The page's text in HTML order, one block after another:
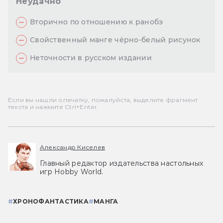
Вторично по отношению к ранобэ
Свойственный манге чёрно-белый рисунок
Неточности в русском издании
Если вы нашли опечатку, пожалуйста, выделите фрагмент
текста и нажмите Ctrl+Enter.
Александр Киселев
Главный редактор издательства настольных
игр Hobby World.
#ХРОНОФАНТАСТИКА#МАНГА